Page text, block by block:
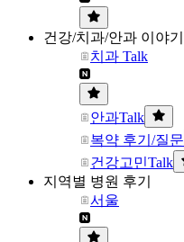
건강/치과/안과 이야기
치과 Talk
안과Talk
복약 후기/질문
건강고민Talk
지역별 병원 후기
서울